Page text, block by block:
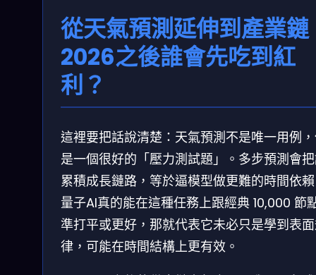
從天氣預測延伸到產業鏈
2026之後誰會先吃到紅
利？
這裡要把話說清楚：天氣預測不是唯一用例
是一個很好的「壓力測試題」。多步預測會
累積成長鏈路，等於逼模型做更難的時間依
量子AI真的能在這種任務上跟經典 10,000 節
準打平或更好，那就代表它未必只是學到表
律，可能在時間結構上更有效。